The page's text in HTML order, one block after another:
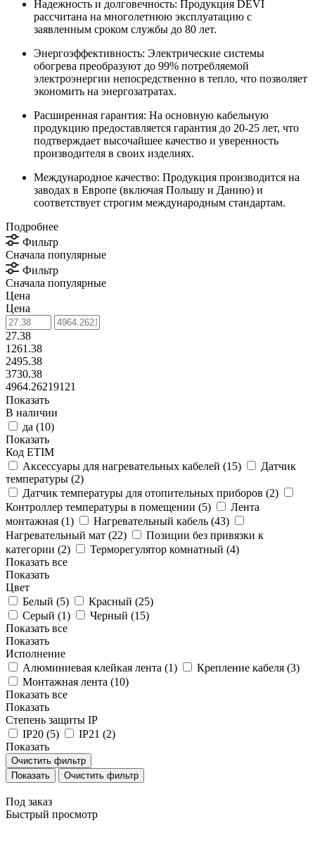
Надежность и долговечность: Продукция DEVI
рассчитана на многолетнюю эксплуатацию с
заявленным сроком службы до 80 лет.
Энергоэффективность: Электрические системы
обогрева преобразуют до 99% потребляемой
электроэнергии непосредственно в тепло, что позволяет
экономить на энергозатратах.
Расширенная гарантия: На основную кабельную
продукцию предоставляется гарантия до 20-25 лет, что
подтверждает высочайшее качество и уверенность
производителя в своих изделиях.
Международное качество: Продукция производится на
заводах в Европе (включая Польшу и Данию) и
соответствует строгим международным стандартам.
Подробнее
Фильтр
Сначала популярные
Фильтр
Сначала популярные
Цена
Цена
27.38
1261.38
2495.38
3730.38
4964.26219121
Показать
В наличии
да (10)
Показать
Код ETIM
Аксессуары для нагревательных кабелей (15)
Датчик
температуры (2)
Датчик температуры для отопительных приборов (2)
Контроллер температуры в помещении (5)
Лента
монтажная (1) Нагревательный кабель (43)
Нагревательный мат (22)
Позиции без привязки к
категории (2) Терморегулятор комнатный (4)
Показать все
Показать
Цвет
Белый (5) Красный (25)
Серый (1) Черный (15)
Показать все
Показать
Исполнение
Алюминиевая клейкая лента (1) Крепление кабеля (3)
Монтажная лента (10)
Показать все
Показать
Степень защиты IP
IP20 (5) IP21 (2)
Показать
Очистить фильтр
Очистить фильтр
Под заказ
Быстрый просмотр